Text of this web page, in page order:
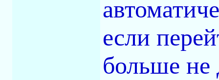
если
больше не